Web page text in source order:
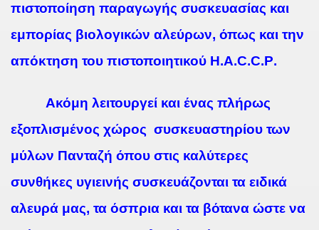
πιστοποίηση παραγωγής συσκευασίας και
εμπορίας βιολογικών αλεύρων, όπως και την
απόκτηση του πιστοποιητικού H.A.C.C.P.
Ακόμη λειτουργεί και ένας πλήρως
εξοπλισμένος χώρος συσκευαστηρίου των
μύλων Πανταζή όπου στις καλύτερες
συνθήκες υγιεινής συσκευάζονται τα ειδικά
αλευρά μας, τα όσπρια και τα βότανα ώστε να